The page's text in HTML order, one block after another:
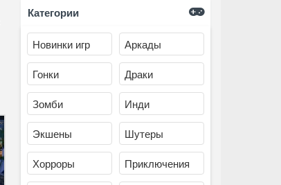
Категории
Новинки игр Аркады
Гонки Драки
Зомби Инди
Экшены Шутеры
Хорроры Приключения